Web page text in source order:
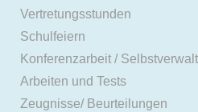
Vertretungsstunden
Schulfeiern
Konferenzarbeit /
Arbeiten und Tests
Zeugnisse/ Beurteilungen